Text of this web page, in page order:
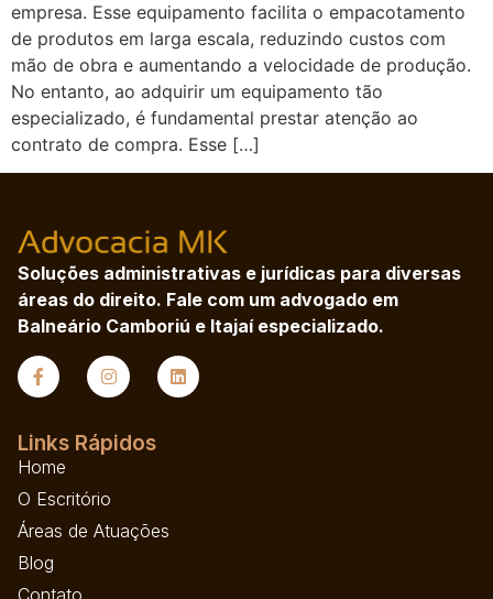
empresa. Esse equipamento facilita o empacotamento
de produtos em larga escala, reduzindo custos com
mão de obra e aumentando a velocidade de produção.
No entanto, ao adquirir um equipamento tão
especializado, é fundamental prestar atenção ao
contrato de compra. Esse […]
Soluções administrativas e jurídicas para diversas
áreas do direito. Fale com um advogado em
Balneário Camboriú e Itajaí especializado.
Links Rápidos
Home
O Escritório
Áreas de Atuações
Blog